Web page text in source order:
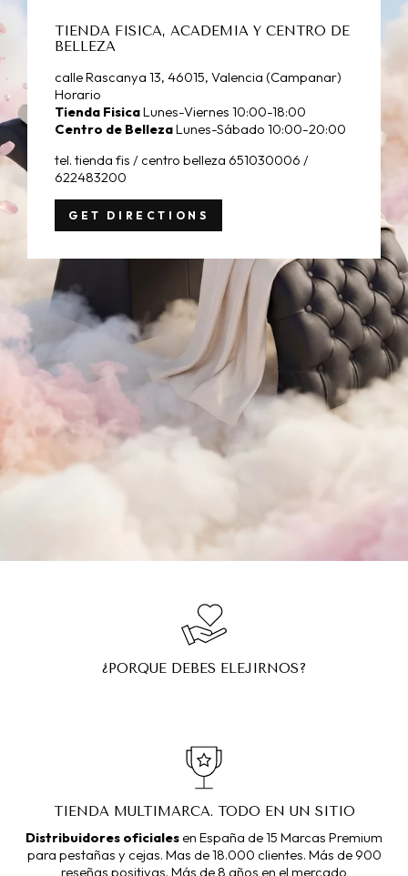
TIENDA FISICA, ACADEMIA Y CENTRO DE
BELLEZA
calle Rascanya 13, 46015, Valencia (Campanar)
Horario
Tienda FisicaLunes-Viernes 10:00-18:00
Centro de BellezaLunes-Sábado 10:00-20:00
tel. tienda fis / centro belleza 651030006 /
622483200
GET DIRECTIONS
¿PORQUE DEBES ELEJIRNOS?
TIENDA MULTIMARCA. TODO EN UN SITIO
Distribuidores oficialesen España de 15 Marcas Premium
para pestañas y cejas. Mas de 18.000 clientes. Más de 900
reseñas positivas. Más de 8 años en el mercado